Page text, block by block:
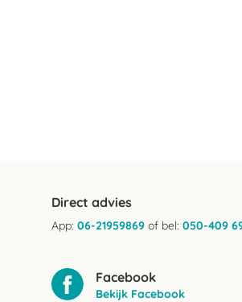
Direct advies
App: 06-21959869 of bel: 050-409
Facebook
Bekijk Facebook